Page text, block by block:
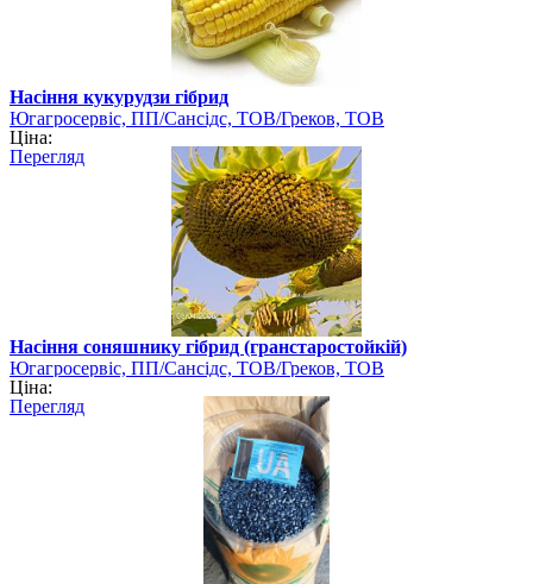
Насіння кукурудзи гібрид
Югагросервіс, ПП/Сансідс, ТОВ/Греков, ТОВ
Ціна:
Перегляд
Насіння соняшнику гібрид (гранстаростойкій)
Югагросервіс, ПП/Сансідс, ТОВ/Греков, ТОВ
Ціна:
Перегляд